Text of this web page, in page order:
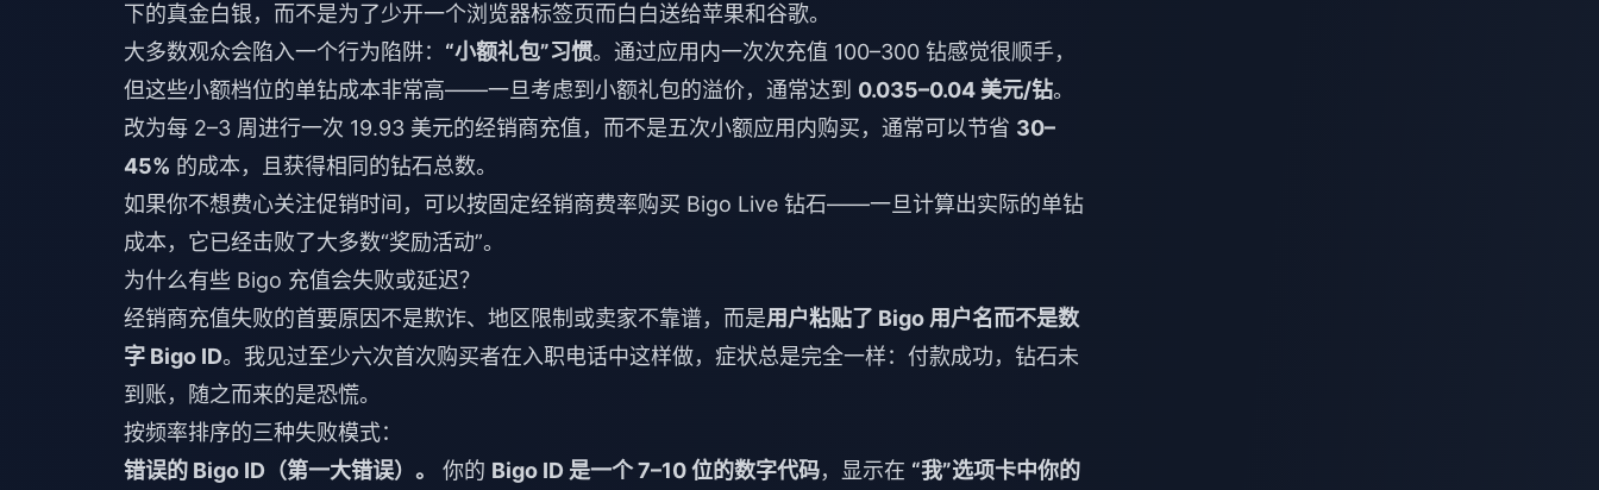
下的真金白银，而不是为了少开一个浏览器标签页而白白送给苹果和谷歌。
大多数观众会陷入一个行为陷阱： “小额礼包”习惯。通过应用内一次次充值 100–300 钻感觉很顺手，
但这些小额档位的单钻成本非常高——一旦考虑到小额礼包的溢价，通常达到 0.035–0.04 美元/钻。
改为每 2–3 周进行一次 19.93 美元的经销商充值，而不是五次小额应用内购买，通常可以节省 30–
45% 的成本，且获得相同的钻石总数。
如果你不想费心关注促销时间，可以按固定经销商费率购买 Bigo Live 钻石——一旦计算出实际的单钻
成本，它已经击败了大多数“奖励活动”。
为什么有些 Bigo 充值会失败或延迟？
经销商充值失败的首要原因不是欺诈、地区限制或卖家不靠谱，而是用户粘贴了 Bigo 用户名而不是数
字 Bigo ID。我见过至少六次首次购买者在入职电话中这样做，症状总是完全一样：付款成功，钻石未
到账，随之而来的是恐慌。
按频率排序的三种失败模式：
错误的 Bigo ID（第一大错误）。
你的 Bigo ID 是一个 7–10 位的数字代码，显示在 “我”选项卡中你的